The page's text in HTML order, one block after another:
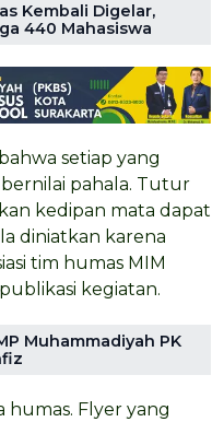
Kembali Digelar,
440 Mahasiswa
setiap yang
pahala. Tutur
kedipan mata dapat
diniatkan karena
tim humas MIM
kegiatan.
Muhammadiyah PK
humas. Flyer yang